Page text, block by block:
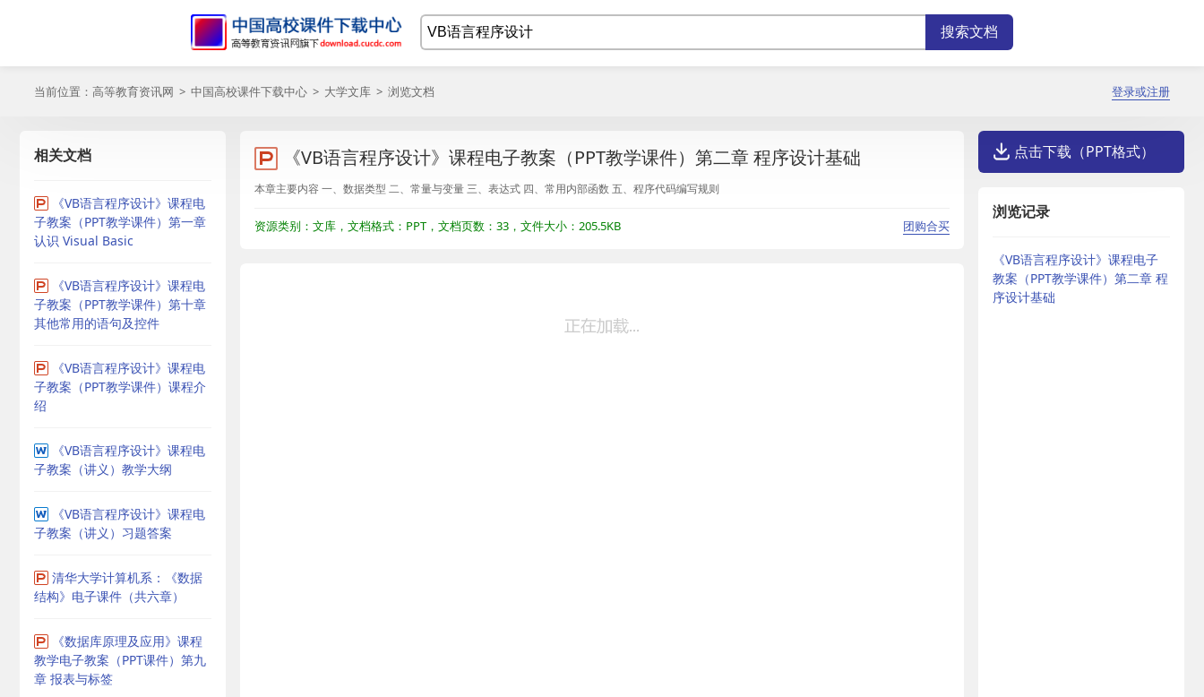
当前位置： 高等教育资讯网 > 中国高校课件下载中心 > 大学文库 > 浏览文档 登录或注册
相关文档
《VB语言程序设计》课程电
子教案（PPT教学课件）第一章
认识 Visual Basic
《VB语言程序设计》课程电
子教案（PPT教学课件）第十章
其他常用的语句及控件
《VB语言程序设计》课程电
子教案（PPT教学课件）课程介
绍
《VB语言程序设计》课程电
子教案（讲义）教学大纲
《VB语言程序设计》课程电
子教案（讲义）习题答案
清华大学计算机系：《数据
结构》电子课件（共六章）
《数据库原理及应用》课程
教学电子教案（PPT课件）第九
章 报表与标签
《VB语言程序设计》课程电子教案（PPT教学课件）第二章 程序设计基础
本章主要内容 一、数据类型 二、常量与变量 三、表达式 四、常用内部函数 五、程序代码编写规则
团购合买
资源类别：文库，文档格式：PPT，文档页数：33，文件大小：205.5KB
点击下载（PPT格式）
浏览记录
《VB语言程序设计》课程电子
教案（PPT教学课件）第二章 程
序设计基础